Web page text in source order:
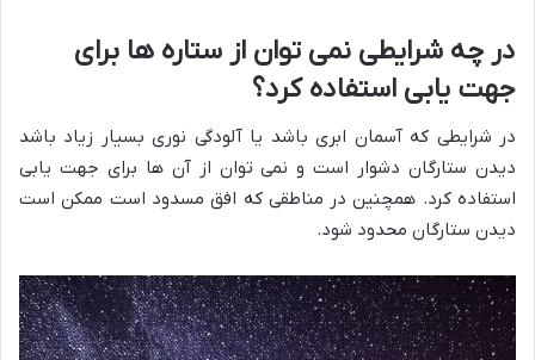
در چه شرایطی نمی توان از ستاره ها برای
جهت یابی استفاده کرد؟
در شرایطی که آسمان ابری باشد یا آلودگی نوری بسیار زیاد باشد
دیدن ستارگان دشوار است و نمی توان از آن ها برای جهت یابی
استفاده کرد. همچنین در مناطقی که افق مسدود است ممکن است
دیدن ستارگان محدود شود.